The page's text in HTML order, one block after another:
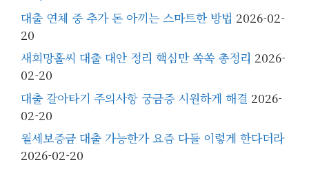
대출 연체 중 추가 돈 아끼는 스마트한 방법 2026-02-
20
새희망홀씨 대출 대안 정리 핵심만 쏙쏙 총정리 2026-
02-20
대출 갈아타기 주의사항 궁금증 시원하게 해결 2026-
02-20
월세보증금 대출 가능한가 요즘 다들 이렇게 한다더라
2026-02-20